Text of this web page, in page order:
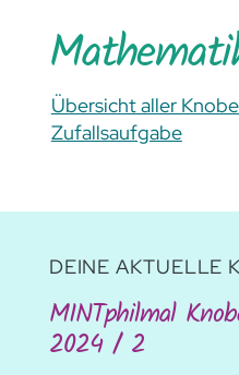
Übersicht aller
Zufallsaufgabe
DEINE AKTUELLE
MINTphilmal
2024 / 2